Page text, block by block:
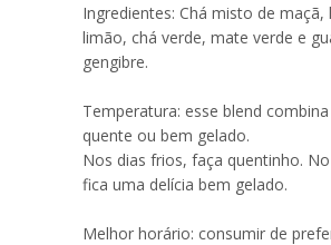
Ingredientes: Chá misto de maçã,
limão, chá verde, mate verde e
gengibre.
Temperatura: esse blend
quente ou bem gelado.
Nos dias frios, faça quentinho. No
fica uma delícia bem gelado.
Melhor horário: consumir de